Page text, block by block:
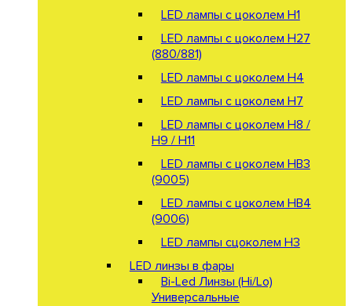
LED лампы с цоколем H1
LED лампы с цоколем H27
(880/881)
LED лампы с цоколем H4
LED лампы с цоколем H7
LED лампы с цоколем H8 /
H9 / H11
LED лампы с цоколем HB3
(9005)
LED лампы с цоколем HB4
(9006)
LED лампы сцоколем H3
LED линзы в фары
Bi-Led Линзы (Hi/Lo)
Универсальные